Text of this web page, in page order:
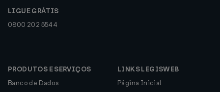
LIGUE GRÁTIS
0800 202 5544
PRODUTOS E SERVIÇOS
Banco de Dados
LINKS LEGISWEB
Página Inicial